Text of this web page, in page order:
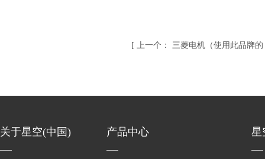
[ 上一个： 三菱电机（使用此品牌
关于星空(中国) 产品中心 星